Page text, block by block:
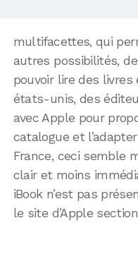
multifacettes, qui
autres possibilités, de
pouvoir lire des livres
états-unis, des
avec Apple pour
catalogue et
France, ceci semble
clair et moins
iBook n’est pas
le site d’Apple